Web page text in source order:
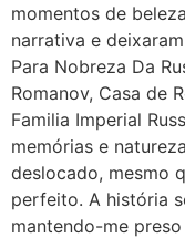
momentos de
narrativa e
Para Nobreza Da
Romanov, Casa de
Familia Imperial
memórias e
deslocado, mesmo
perfeito. A história
mantendo-me